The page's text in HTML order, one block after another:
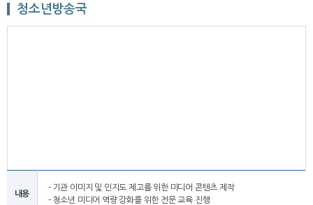
청소년방송국
내용
- 기관 이미지 및 인지도 제고를 위한 미디어 콘텐츠 제작
- 청소년 미디어 역량 강화를 위한 전문 교육 진행